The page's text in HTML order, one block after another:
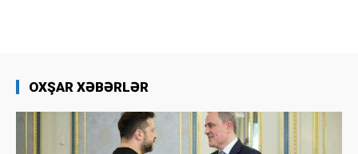
OXŞAR XƏBƏRLƏR